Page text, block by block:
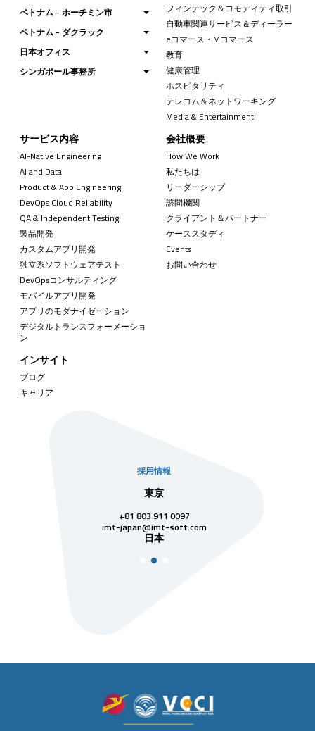
ベトナム - ホーチミン市
ベトナム - ダクラック
日本オフィス
シンガポール事務所
フィンテック＆コモディティ取引
自動車関連サービス＆ディーラー
eコマース・Mコマース
教育
健康管理
ホスピタリティ
テレコム＆ネットワーキング
Media & Entertainment
サービス内容
AI-Native Engineering
AI and Data
Product & App Engineering
DevOps Cloud Reliability
QA & Independent Testing
製品開発
カスタムアプリ開発
独立系ソフトウェアテスト
DevOpsコンサルティング
モバイルアプリ開発
アプリのモダナイゼーション
デジタルトランスフォーメーショ
ン
会社概要
How We Work
私たちは
リーダーシップ
諮問機関
クライアント＆パートナー
ケーススタディ
Events
お問い合わせ
インサイト
ブログ
キャリア
採用情報
東京
+81 803 911 0097
imt-japan@imt-soft.com
日本